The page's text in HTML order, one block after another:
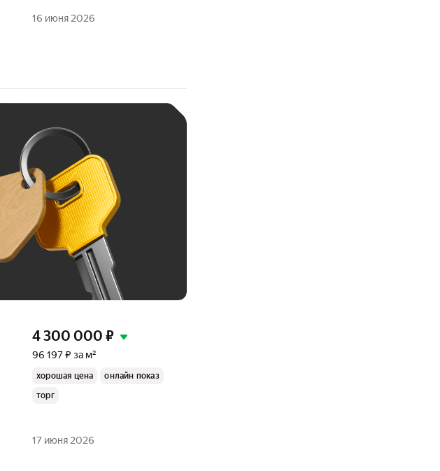
16 июня 2026
4 300 000 ₽
96 197 ₽ за м²
хорошая цена
онлайн показ
торг
17 июня 2026